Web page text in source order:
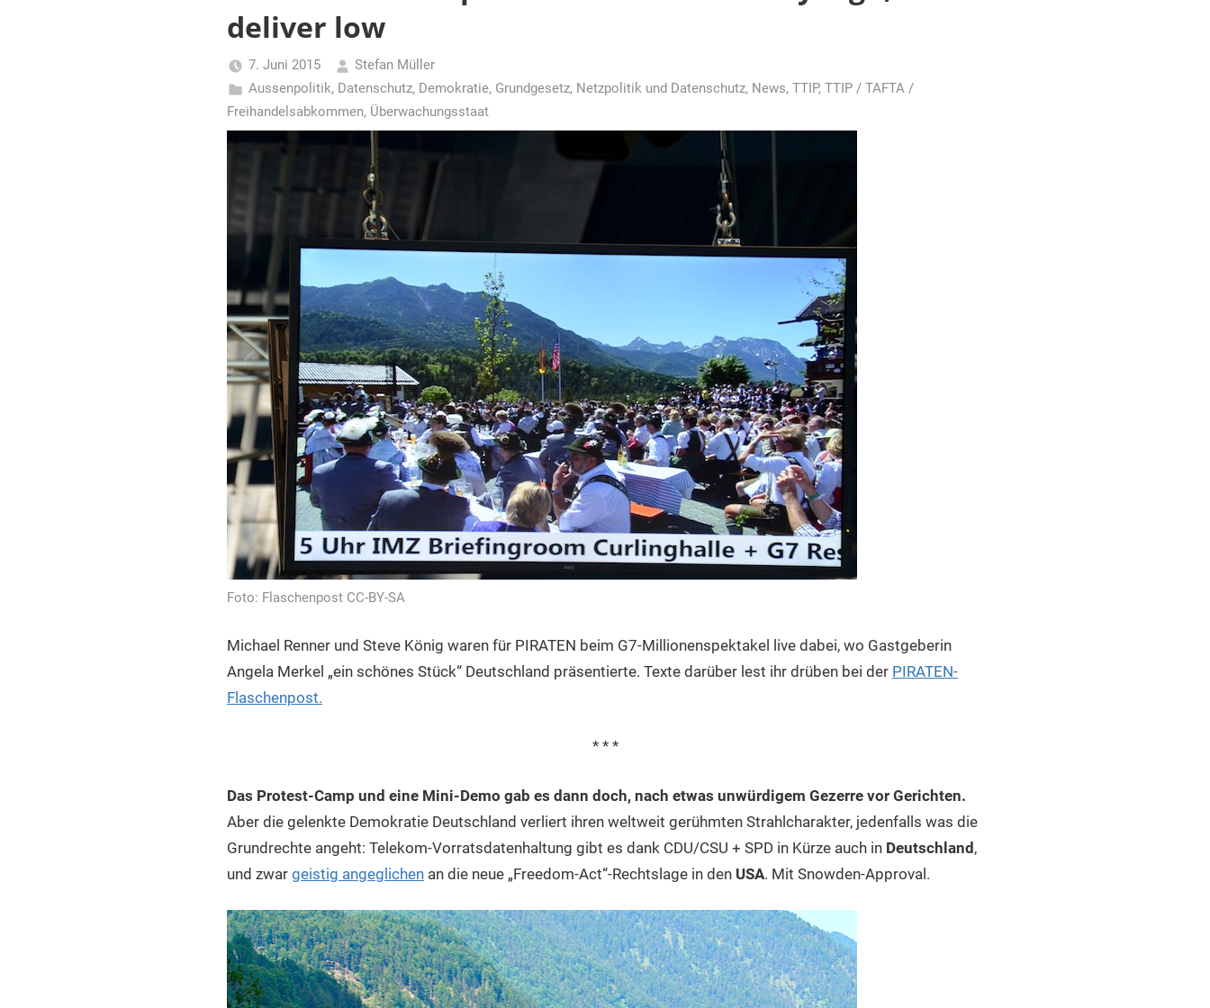
deliver low
7. Juni 2015
Stefan Müller
Aussenpolitik, Datenschutz, Demokratie, Grundgesetz, Netzpolitik und Datenschutz, News, TTIP, TTIP / TAFTA /
Freihandelsabkommen, Überwachungsstaat
Foto: Flaschenpost CC-BY-SA
Michael Renner und Steve König waren für PIRATEN beim G7-Millionenspektakel live dabei, wo Gastgeberin
Angela Merkel „ein schönes Stück“ Deutschland präsentierte. Texte darüber lest ihr drüben bei der PIRATEN-
Flaschenpost.
* * *
Das Protest-Camp und eine Mini-Demo gab es dann doch, nach etwas unwürdigem Gezerre vor Gerichten.
Aber die gelenkte Demokratie Deutschland verliert ihren weltweit gerühmten Strahlcharakter, jedenfalls was die
Grundrechte angeht: Telekom-Vorratsdatenhaltung gibt es dank CDU/CSU + SPD in Kürze auch in Deutschland,
und zwar geistig angeglichen an die neue „Freedom-Act“-Rechtslage in den USA. Mit Snowden-Approval.